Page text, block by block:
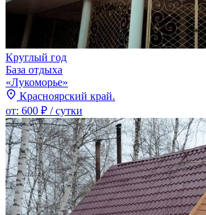
Круглый год
База отдыха
«Лукоморье»
Красноярский край.
от: 600 ₽ / сутки